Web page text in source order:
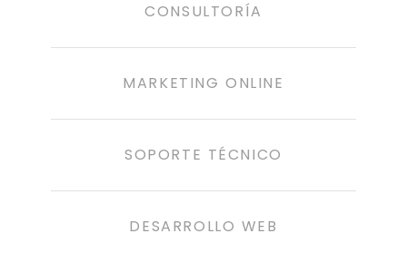
CONSULTORÍA
MARKETING ONLINE
SOPORTE TÉCNICO
DESARROLLO WEB